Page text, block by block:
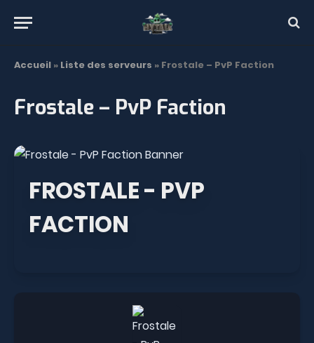
Accueil » Liste des serveurs » Frostale – PvP Faction
Frostale – PvP Faction
FROSTALE - PVP
FACTION